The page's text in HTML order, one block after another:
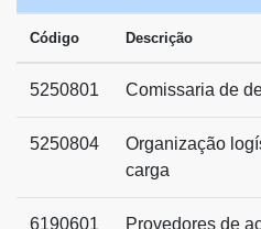
Código Descrição
5250801 Comissaria de
5250804
Organização
carga
6190601
Provedores de